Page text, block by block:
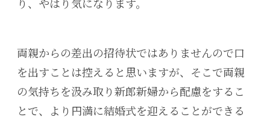
り、やはり気になります。
両親からの差出の招待状ではありませんので口
を出すことは控えると思いますが、そこで両親
の気持ちを汲み取り新郎新婦から配慮をするこ
とで、より円満に結婚式を迎えることができる